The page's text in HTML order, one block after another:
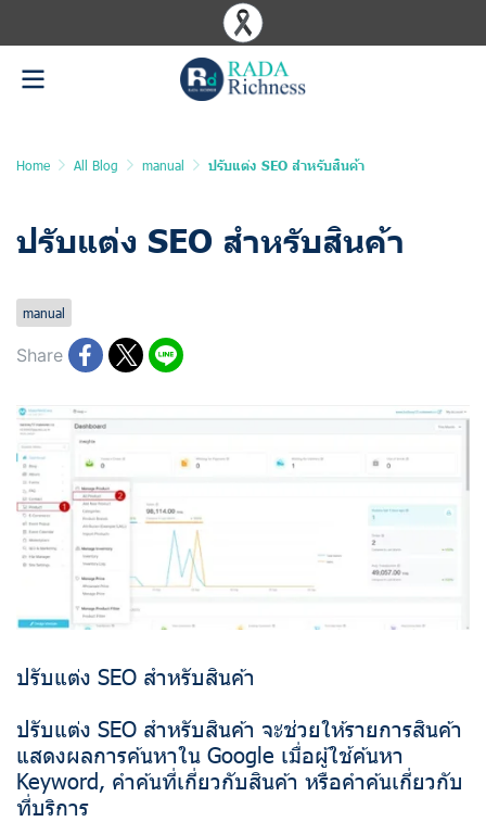
Home All Blog manual ปรับแต่ง SEO สำหรับสินค้า
ปรับแต่ง SEO สำหรับสินค้า
manual
Share
ปรับแต่ง SEO สำหรับสินค้า
ปรับแต่ง SEO สำหรับสินค้า จะช่วยให้รายการสินค้า
แสดงผลการค้นหาใน Google เมื่อผู้ใช้ค้นหา
Keyword, คำค้นที่เกี่ยวกับสินค้า หรือคำค้นเกี่ยวกับ
ที่บริการ